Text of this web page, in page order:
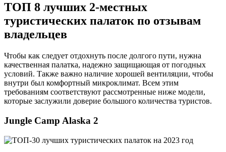
ТОП 8 лучших 2-местных
туристических палаток по отзывам
владельцев
Чтобы как следует отдохнуть после долгого пути, нужна
качественная палатка, надежно защищающая от погодных
условий. Также важно наличие хорошей вентиляции, чтобы
внутри был комфортный микроклимат. Всем этим
требованиям соответствуют рассмотренные ниже модели,
которые заслужили доверие большого количества туристов.
Jungle Camp Alaska 2